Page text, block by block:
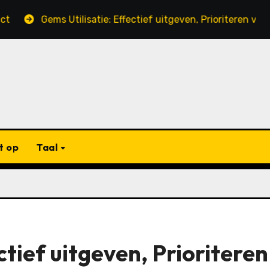
Utilisatie: Effectief uitgeven, Prioriteren van behoeften,
op Taal
uitgeven, Prioriteren